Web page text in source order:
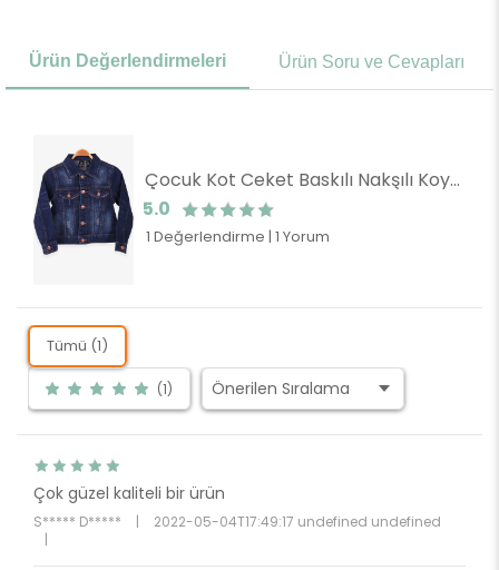
Ürün Değerlendirmeleri Ürün Soru ve Cevapları
Çocuk Kot Ceket Baskılı Nakşılı Koyu Mavi (8 Yaş)
5.0
1 Değerlendirme | 1 Yorum
Tümü (1)
(1)
Çok güzel kaliteli bir ürün
S***** D***** |
2022-05-04T17:49:17 undefined undefined
|